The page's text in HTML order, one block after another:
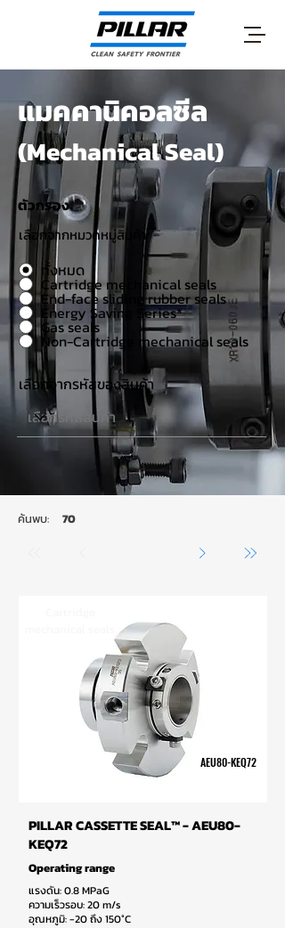
แมคคานิคอลซีล
(Mechanical Seal)
ตัวกรอง
เลือกจากหมวดหมู่สินค้า
ทั้งหมด
Cartridge mechanical seals
End-face sliding rubber seals
Energy Saving Series*
Gas seals
Non-Cartridge mechanical seals
เลือกจากรหัสของสินค้า
ค้นพบ: 70
AEU80-KEQ72
PILLAR CASSETTE SEAL™ - AEU80-
KEQ72
Operating range
แรงดัน: 0.8 MPaG
ความเร็วรอบ: 20 m/s
อุณหภูมิ: -20 ถึง 150°C